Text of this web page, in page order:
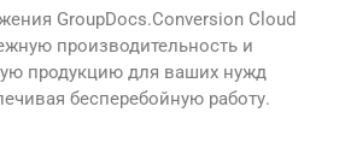
GroupDocs.Conversion Cloud
производительность и
продукцию для ваших нужд
бесперебойную работу.